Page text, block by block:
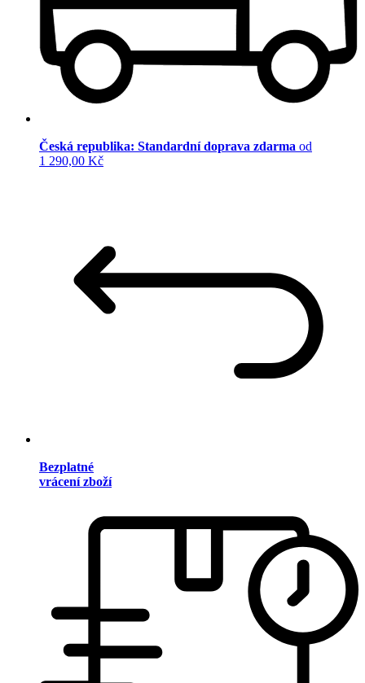
Česká republika: Standardní doprava zdarma od
1 290,00 Kč
Bezplatné
vrácení zboží